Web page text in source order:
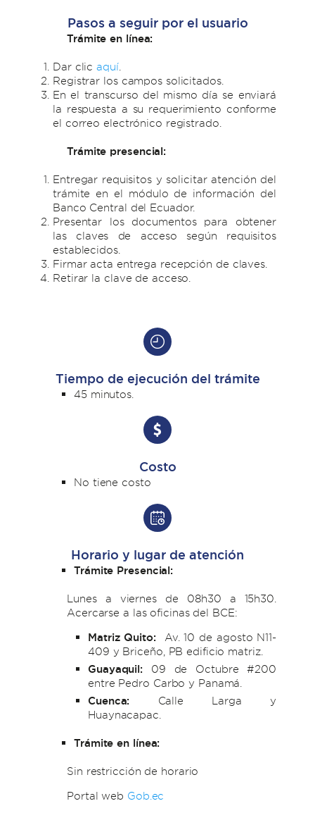
Pasos a seguir por el usuario
Trámite en línea:
Dar clicaquí.
Registrar los campos solicitados.
En el transcurso del mismo día se enviará
la respuesta a su requerimiento conforme
el correo electrónico registrado.
Trámite presencial:
Entregar requisitos y solicitar atención del
trámite en el módulo de información del
Banco Central del Ecuador.
Presentar los documentos para obtener
las claves de acceso según requisitos
establecidos.
Firmar acta entrega recepción de claves.
Retirar la clave de acceso.
Tiempo de ejecución del trámite
45 minutos.
Costo
No tiene costo
Horario y lugar de atención
Trámite Presencial:
Lunes a viernes de 08h30 a 15h30.
Acercarse a las oficinas del BCE:
Matriz Quito: Av. 10 de agosto N11-
409 y Briceño, PB edificio matriz.
Guayaquil: 09 de Octubre #200
entre Pedro Carbo y Panamá.
Cuenca: Calle Larga y
Huaynacapac.
Trámite en línea:
Sin restricción de horario
Portal web Gob.ec